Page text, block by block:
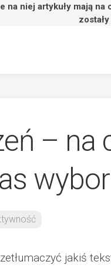
na niej artykuły mają
– na
jakiś